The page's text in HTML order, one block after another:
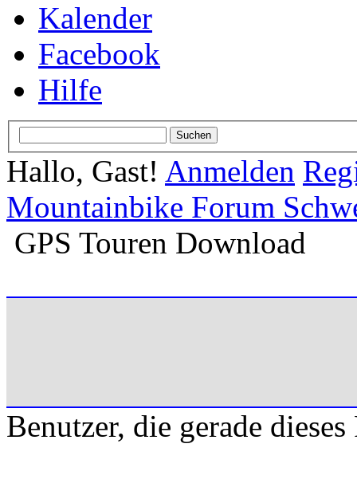
Kalender
Facebook
Hilfe
Hallo, Gast! Anmelden
Mountainbike Forum
GPS Touren Download
Benutzer, die gerade